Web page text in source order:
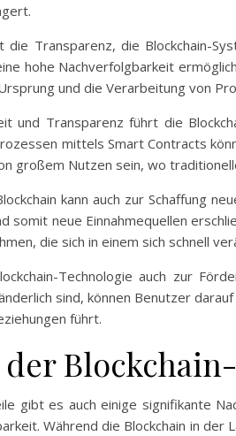
Transparenz, die Blockchain-
hohe Nachverfolgbarkeit
und die Verarbeitung von
und Transparenz führt die
mittels Smart Contracts
großem Nutzen sein, wo
kann auch zur Schaffung
somit neue Einnahmequellen
die sich in einem sich schnell
Technologie auch zur
sind, können Benutzer
führt.
gibt es auch einige signifikante
Während die Blockchain in